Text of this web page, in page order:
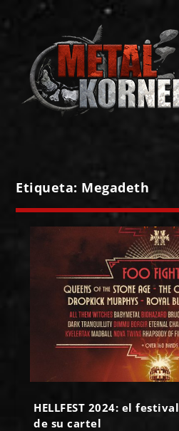
Etiqueta: Megadeth
HELLFEST 2024: el
de su cartel